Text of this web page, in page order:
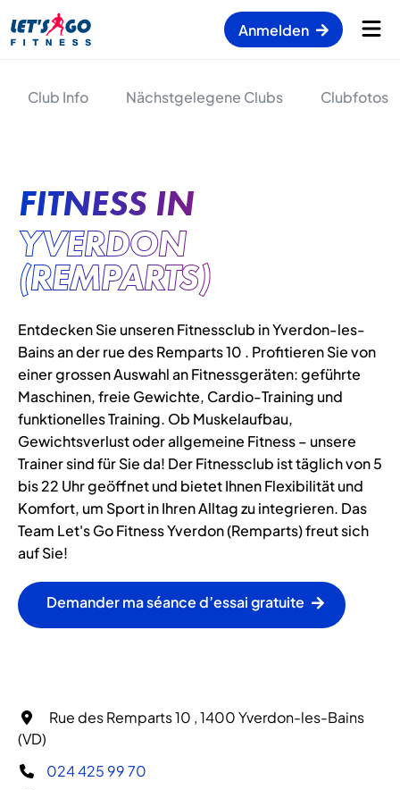
Anmelden
Club Info Nächstgelegene Clubs Clubfotos
FITNESS IN
YVERDON
(REMPARTS)
Entdecken Sie unseren Fitnessclub in Yverdon-les-
Bains an der rue des Remparts 10 . Profitieren Sie von
einer grossen Auswahl an Fitnessgeräten: geführte
Maschinen, freie Gewichte, Cardio-Training und
funktionelles Training. Ob Muskelaufbau,
Gewichtsverlust oder allgemeine Fitness – unsere
Trainer sind für Sie da! Der Fitnessclub ist täglich von 5
bis 22 Uhr geöffnet und bietet Ihnen Flexibilität und
Komfort, um Sport in Ihren Alltag zu integrieren. Das
Team Let's Go Fitness Yverdon (Remparts) freut sich
auf Sie!
Demander ma séance d’essai gratuite
Rue des Remparts 10 , 1400 Yverdon-les-Bains
(VD)
024 425 99 70